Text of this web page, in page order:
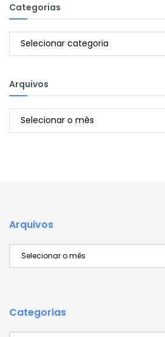
Categorias
Categorias
Arquivos
Arquivos
Arquivos
Categorias